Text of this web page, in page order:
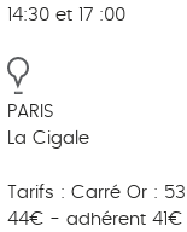
14:30 et 17 :00
PARIS
La Cigale
Tarifs : Carré Or :
44€ - adhérent